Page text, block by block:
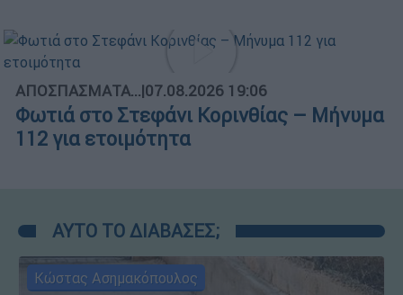
ΑΠΟΣΠΑΣΜΑΤΑ...|07.08.2026 19:06
Φωτιά στο Στεφάνι Κορινθίας – Μήνυμα
112 για ετοιμότητα
ΑΥΤΟ ΤΟ ΔΙΑΒΑΣΕΣ;
Κώστας Ασημακόπουλος